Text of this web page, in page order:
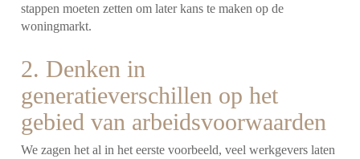
stappen moeten zetten om later kans te maken op de
woningmarkt.
2. Denken in
generatieverschillen op het
gebied van arbeidsvoorwaarden
We zagen het al in het eerste voorbeeld, veel werkgevers laten